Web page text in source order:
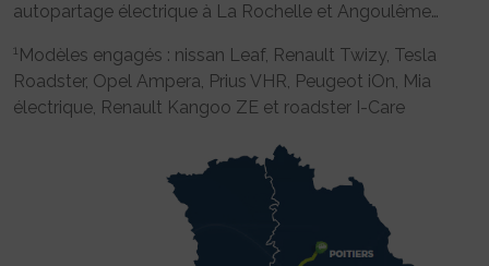
autopartage électrique à La Rochelle et Angoulême…
1 Modèles engagés : nissan Leaf, Renault Twizy, Tesla
Roadster, Opel Ampera, Prius VHR, Peugeot iOn, Mia
électrique, Renault Kangoo ZE et roadster I-Care